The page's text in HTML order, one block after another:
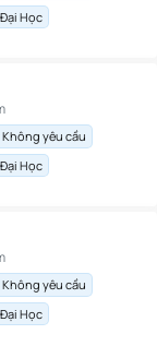
Đại Học
Không yêu cầu
Đại Học
Không yêu cầu
Đại Học